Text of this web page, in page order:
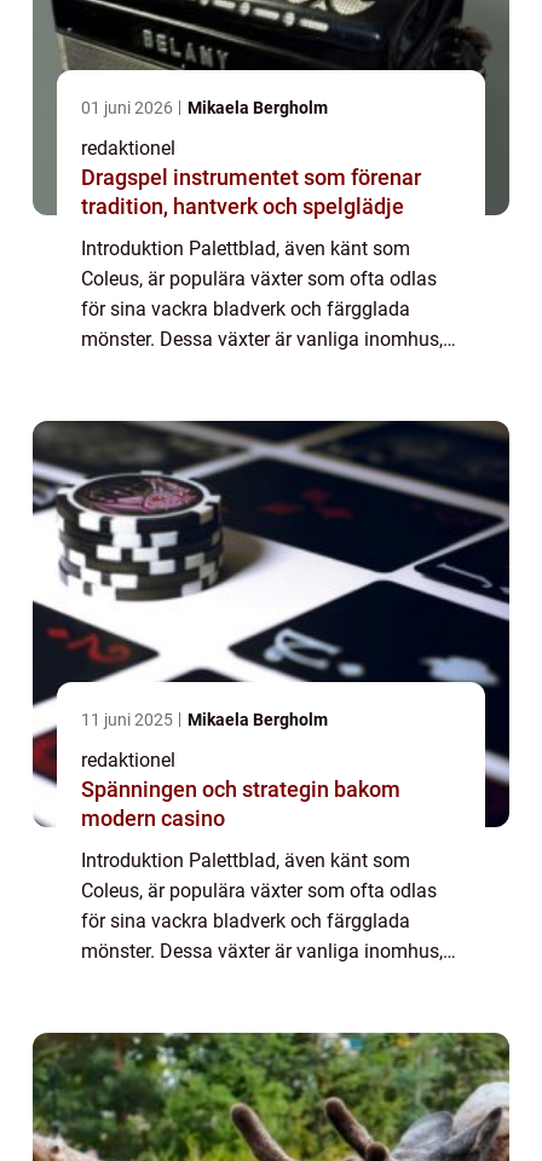
01 juni 2026 Mikaela Bergholm
redaktionel
Dragspel instrumentet som förenar
tradition, hantverk och spelglädje
Introduktion Palettblad, även känt som
Coleus, är populära växter som ofta odlas
för sina vackra bladverk och färgglada
mönster. Dessa växter är vanliga inomhus,
ta en...
11 juni 2025 Mikaela Bergholm
redaktionel
Spänningen och strategin bakom
modern casino
Introduktion Palettblad, även känt som
Coleus, är populära växter som ofta odlas
för sina vackra bladverk och färgglada
mönster. Dessa växter är vanliga inomhus,
ta en...